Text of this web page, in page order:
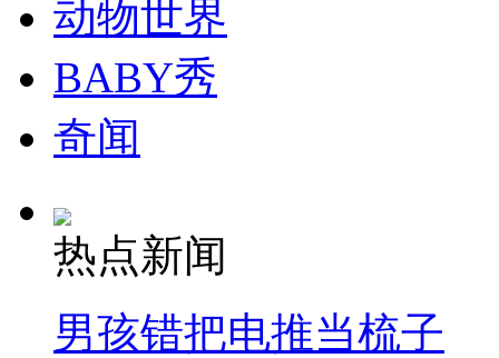
动物世界
BABY秀
奇闻
热点新闻
男孩错把电推当梳子